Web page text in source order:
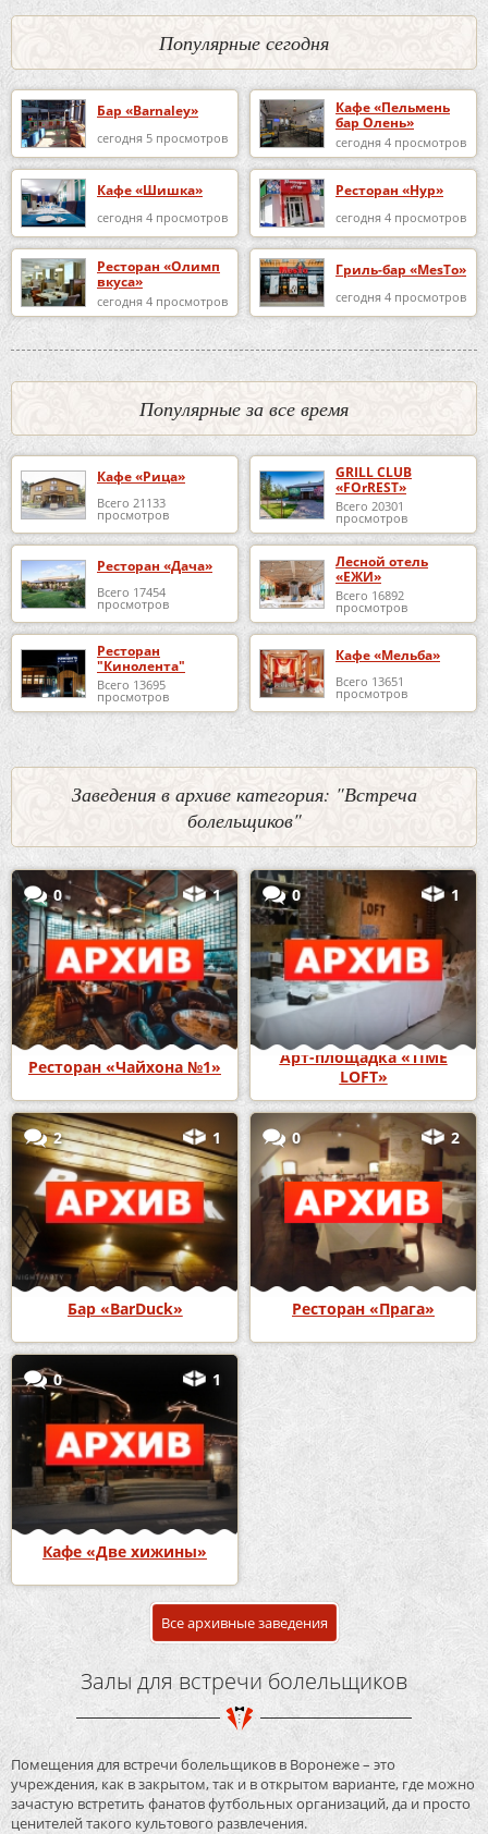
Популярные сегодня
Бар «Barnaley»
сегодня 5 просмотров
Кафе «Пельмень
бар Олень»
сегодня 4 просмотров
Кафе «Шишка»
сегодня 4 просмотров
Ресторан «Нур»
сегодня 4 просмотров
Ресторан «Олимп
вкуса»
сегодня 4 просмотров
Гриль-бар «MesTo»
сегодня 4 просмотров
Популярные за все время
Кафе «Рица»
Всего 21133
просмотров
GRILL CLUB
«FOrREST»
Всего 20301
просмотров
Ресторан «Дача»
Всего 17454
просмотров
Лесной отель
«ЕЖИ»
Всего 16892
просмотров
Ресторан
"Кинолента"
Всего 13695
просмотров
Кафе «Мельба»
Всего 13651
просмотров
Заведения в архиве категория: "Встреча
болельщиков"
0 1
Ресторан «Чайхона №1»
0 1
Арт-площадка «TIME
LOFT»
2 1
Бар «BarDuck»
0 2
Ресторан «Прага»
0 1
Кафе «Две хижины»
Все архивные заведения
Залы для встречи болельщиков
Помещения для встречи болельщиков в Воронеже – это
учреждения, как в закрытом, так и в открытом варианте, где можно
зачастую встретить фанатов футбольных организаций, да и просто
ценителей такого культового развлечения.